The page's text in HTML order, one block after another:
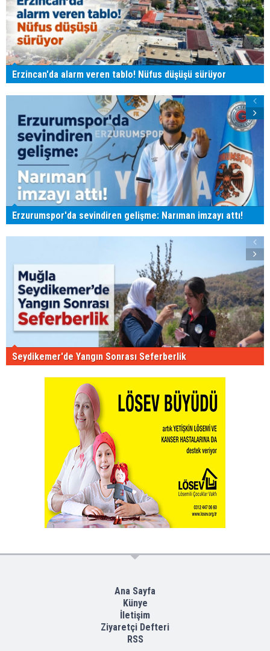
Erzincan'da alarm veren tablo! Nüfus düşüşü sürüyor
Erzurumspor'da sevindiren gelişme: Narıman imzayı attı!
Seydikemer'de Yangın Sonrası Seferberlik
Ana Sayfa
Künye
İletişim
Ziyaretçi Defteri
RSS